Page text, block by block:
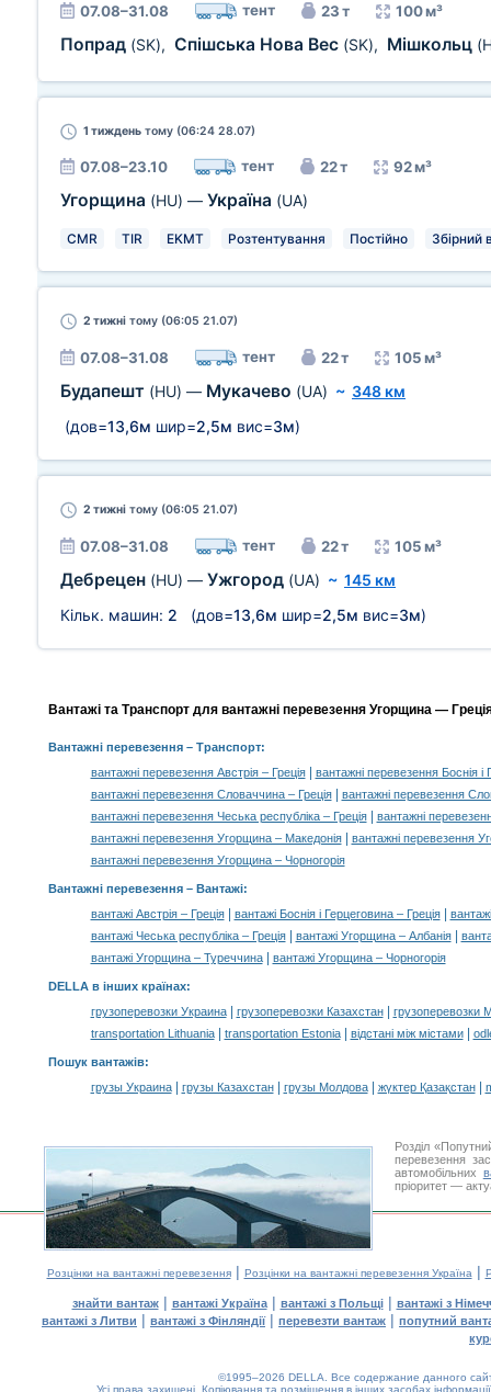
07.08–31.08 тент 23 т 100 м³
Попрад (SK), Спішська Нова Вес (SK), Мішкольц
1 тиждень тому (06:24 28.07)
07.08–23.10 тент 22 т 92 м³
Угорщина (HU) — Україна (UA)
CMR TIR EKMT Розтентування Постійно Збірний
2 тижні тому (06:05 21.07)
07.08–31.08 тент 22 т 105 м³
Будапешт (HU) — Мукачево (UA) ~ 348 км
(дов=13,6м шир=2,5м вис=3м)
2 тижні тому (06:05 21.07)
07.08–31.08 тент 22 т 105 м³
Дебрецен (HU) — Ужгород (UA) ~ 145 км
Кільк. машин: 2 (дов=13,6м шир=2,5м вис=3м)
Вантажі та Транспорт для вантажні перевезення Угорщина —
Вантажні перевезення– Транспорт:
вантажні перевезення Австрія – Греція|
вантажні перевезення Боснія і
вантажні перевезення Словаччина – Греція|
вантажні перевезення
вантажні перевезення Чеська республіка – Греція|
вантажні
вантажні перевезення Угорщина – Македонія|
вантажні перевезення
вантажні перевезення Угорщина – Чорногорія
Вантажні перевезення – Вантажі:
вантажі Австрія – Греція| вантажі Боснія і Герцеговина – Греція|
вантажі Чеська республіка – Греція| вантажі Угорщина – Албанія|
вантажі Угорщина – Туреччина| вантажі Угорщина – Чорногорія
DELLA в інших країнах:
грузоперевозки Украина| грузоперевозки Казахстан|
грузоперевозки
transportation Lithuania| transportation Estonia| відстані між містами|
Пошук вантажів:
грузы Украина| грузы Казахстан| грузы Молдова| жүктер Қазақстан|
Розділ
перевезення
автомобільних
пріоритет —
Розцінки на вантажні перевезення| Розцінки на вантажні перевезення Україна |
знайти вантаж| вантажі Україна| вантажі з Польщі| вантажі з
вантажі з Литви | вантажі з Фінляндії| перевезти вантаж | попутний
©1995–2026 DELLA. Все содержание данного
Усі права захищені. Копіювання та розміщення в інших засобах